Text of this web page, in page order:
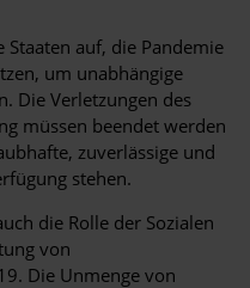
auf, die Pandemie
um unabhängige
Die Verletzungen des
müssen beendet werden
zuverlässige und
stehen.
die Rolle der Sozialen
von
Die Unmenge von